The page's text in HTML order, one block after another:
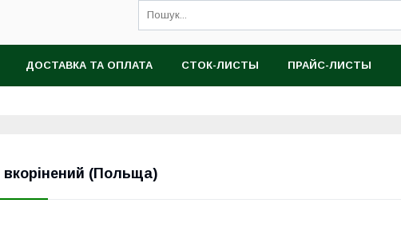
ДОСТАВКА ТА ОПЛАТА СТОК-ЛИСТЫ ПРАЙС-ЛИСТЫ
(Польща)